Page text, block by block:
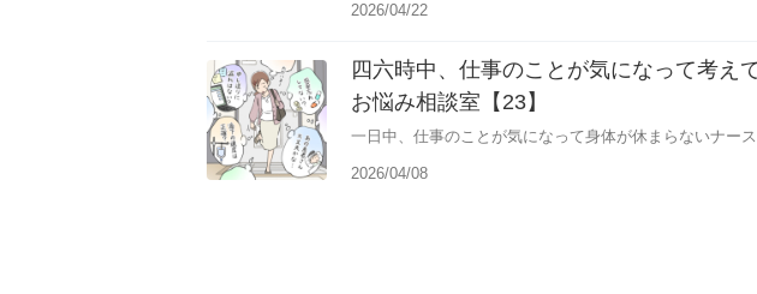
2026/04/22
四六時中、仕事のことが気になって考え
お悩み相談室【23】
一日中、仕事のことが気になって身体が休まらないナー
2026/04/08